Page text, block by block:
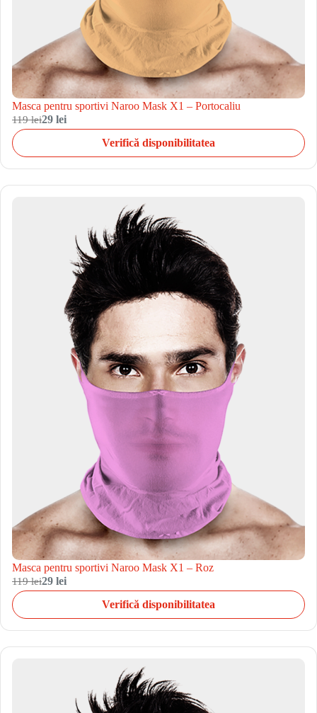
Masca pentru sportivi Naroo Mask X1 – Portocaliu
119 lei29 lei
Verifică disponibilitatea
Masca pentru sportivi Naroo Mask X1 – Roz
119 lei29 lei
Verifică disponibilitatea